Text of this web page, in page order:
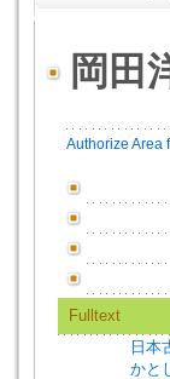
岡田
Authorize Area
Fulltext
日本
かと